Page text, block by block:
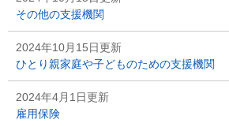
その他の支援機関
2024年10月15日更新
ひとり親家庭や子どものための支援機関
2024年4月1日更新
雇用保険